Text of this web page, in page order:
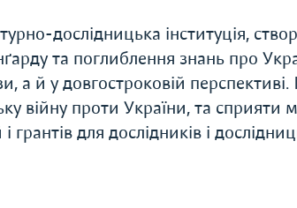
дослідницька інституція,
та поглиблення знань про
а й у довгостроковій
війну проти України, та сприяти
для дослідників і